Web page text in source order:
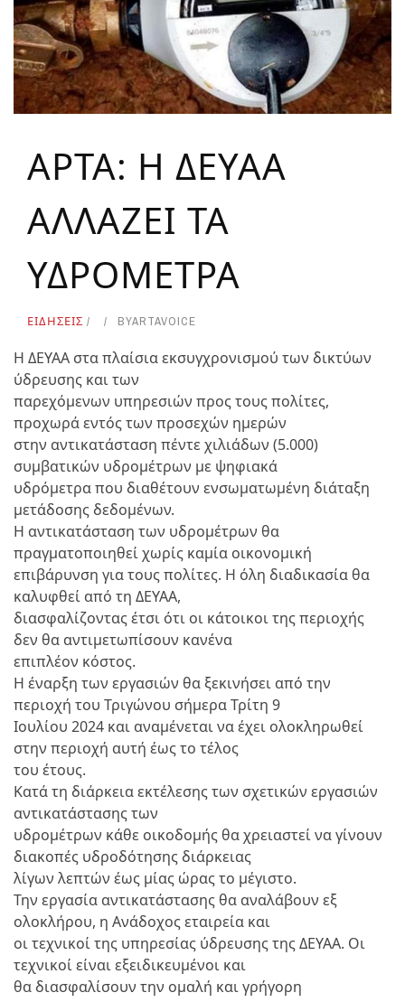
ΑΡΤΑ: Η ΔΕΥΑΑ
ΑΛΛΑΖΕΙ ΤΑ
ΥΔΡΟΜΕΤΡΑ
ΕΙΔΗΣΕΙΣ BYARTAVOICE
Η ΔΕΥΑΑ στα πλαίσια εκσυγχρονισμού των δικτύων
ύδρευσης και των
παρεχόμενων υπηρεσιών προς τους πολίτες,
προχωρά εντός των προσεχών ημερών
στην αντικατάσταση πέντε χιλιάδων (5.000)
συμβατικών υδρομέτρων με ψηφιακά
υδρόμετρα που διαθέτουν ενσωματωμένη διάταξη
μετάδοσης δεδομένων.
Η αντικατάσταση των υδρομέτρων θα
πραγματοποιηθεί χωρίς καμία οικονομική
επιβάρυνση για τους πολίτες. Η όλη διαδικασία θα
καλυφθεί από τη ΔΕΥΑΑ,
διασφαλίζοντας έτσι ότι οι κάτοικοι της περιοχής
δεν θα αντιμετωπίσουν κανένα
επιπλέον κόστος.
Η έναρξη των εργασιών θα ξεκινήσει από την
περιοχή του Τριγώνου σήμερα Τρίτη 9
Ιουλίου 2024 και αναμένεται να έχει ολοκληρωθεί
στην περιοχή αυτή έως το τέλος
του έτους.
Κατά τη διάρκεια εκτέλεσης των σχετικών εργασιών
αντικατάστασης των
υδρομέτρων κάθε οικοδομής θα χρειαστεί να γίνουν
διακοπές υδροδότησης διάρκειας
λίγων λεπτών έως μίας ώρας το μέγιστο.
Την εργασία αντικατάστασης θα αναλάβουν εξ
ολοκλήρου, η Ανάδοχος εταιρεία και
οι τεχνικοί της υπηρεσίας ύδρευσης της ΔΕΥΑΑ. Οι
τεχνικοί είναι εξειδικευμένοι και
θα διασφαλίσουν την ομαλή και γρήγορη